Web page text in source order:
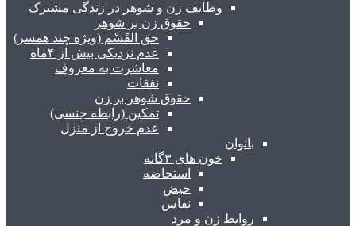
وظایف زن و شوهر در زندگی مشترک
حقوق زن بر شوهر
حق القَسْم (ویژه چند همسر)
عدم نزدیکی بیش از ۴ماه
معاشرت به معروف
نفقات
حقوق شوهر بر زن
تمکین (رابطه جنسی)
عدم خروج از منزل
بانوان
خون های ۳گانه
استحاضه
حیض
نفاس
روابط زن و مرد